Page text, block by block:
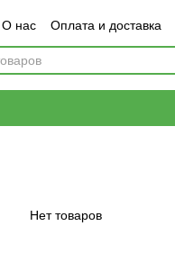
О нас Оплата и доставка
Нет товаров